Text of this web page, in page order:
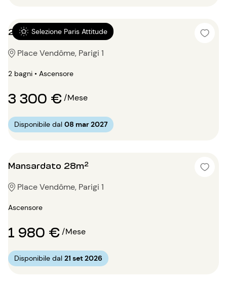
Selezione Paris Attitude
2 locali 59m²
Place Vendôme, Parigi 1
2 bagni • Ascensore
3 300 €/Mese
Disponibile dal 08 mar 2027
Mansardato 28m²
Place Vendôme, Parigi 1
Ascensore
1 980 €/Mese
Disponibile dal 21 set 2026